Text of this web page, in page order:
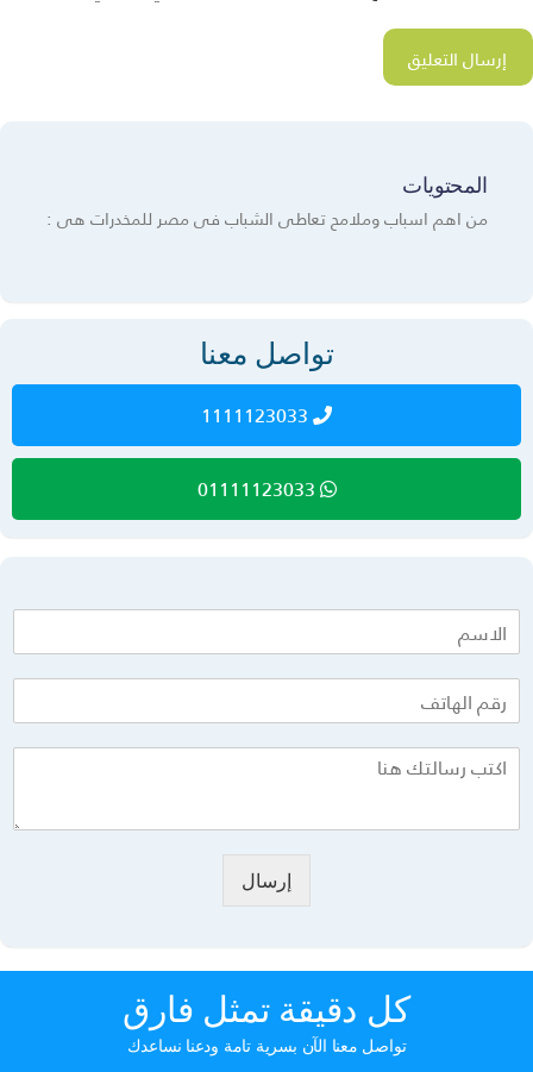
المحتويات
من اهم اسباب وملامح تعاطى الشباب فى مصر للمخدرات هى :
تواصل معنا
1111123033
01111123033
إرسال
كل دقيقة تمثل فارق
تواصل معنا الآن بسرية تامة ودعنا نساعدك